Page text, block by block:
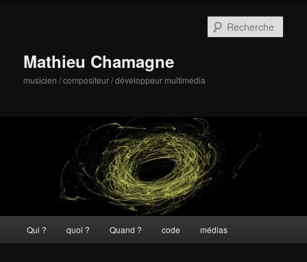
Mathieu Chamagne
musicien / compositeur / développeur multimedia
principal
Qui ? quoi ? Quand ? code médias